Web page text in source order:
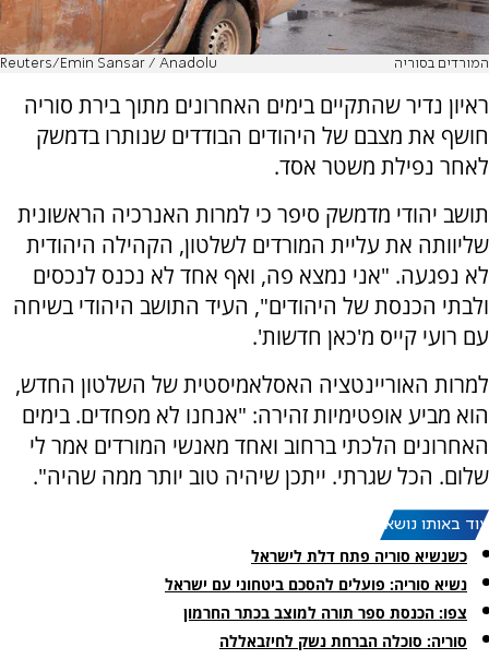
המורדים בסוריה Reuters/Emin Sansar / Anadolu
ראיון נדיר שהתקיים בימים האחרונים מתוך בירת סוריה
חושף את מצבם של היהודים הבודדים שנותרו בדמשק
לאחר נפילת משטר אסד.
תושב יהודי מדמשק סיפר כי למרות האנרכיה הראשונית
שליוותה את עליית המורדים לשלטון, הקהילה היהודית
לא נפגעה. "אני נמצא פה, ואף אחד לא נכנס לנכסים
ולבתי הכנסת של היהודים", העיד התושב היהודי בשיחה
עם רועי קייס מ'כאן חדשות'.
למרות האוריינטציה האסלאמיסטית של השלטון החדש,
הוא מביע אופטימיות זהירה: "אנחנו לא מפחדים. בימים
האחרונים הלכתי ברחוב ואחד מאנשי המורדים אמר לי
שלום. הכל שגרתי. ייתכן שיהיה טוב יותר ממה שהיה".
עוד באותו נושא:
כשנשיא סוריה פתח דלת לישראל
נשיא סוריה: פועלים להסכם ביטחוני עם ישראל
צפו: הכנסת ספר תורה למוצב בכתר החרמון
סוריה: סוכלה הברחת נשק לחיזבאללה